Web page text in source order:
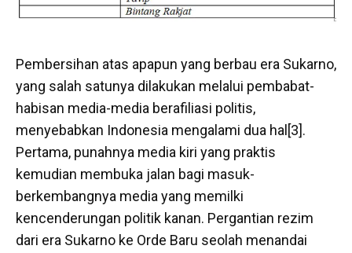
Pembersihan atas apapun yang berbau era Sukarno,
yang salah satunya dilakukan melalui pembabat-
habisan media-media berafiliasi politis,
menyebabkan Indonesia mengalami dua hal[3].
Pertama, punahnya media kiri yang praktis
kemudian membuka jalan bagi masuk-
berkembangnya media yang memilki
kencenderungan politik kanan. Pergantian rezim
dari era Sukarno ke Orde Baru seolah menandai